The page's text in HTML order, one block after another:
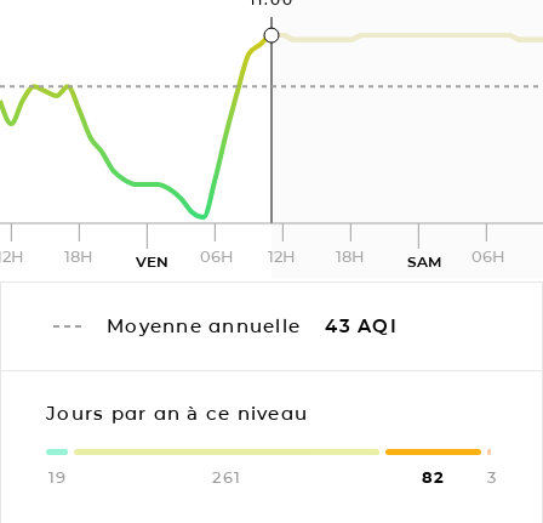
18H VEN 06H 12H 18H SAM 06H
Moyenne annuelle 43 AQI
Jours par an à ce niveau
19 261 82 3